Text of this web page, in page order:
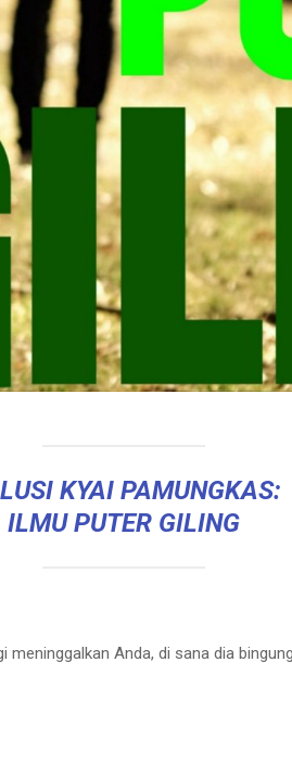
KYAI PAMUNGKAS:
ILMU PUTER GILING
Anda, di sana dia